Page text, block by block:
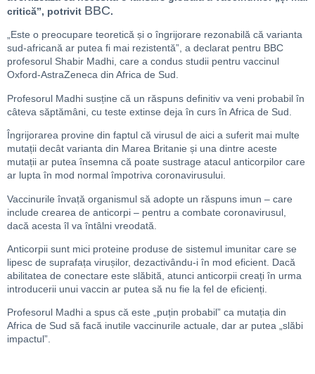
critică”, potrivit BBC.
„Este o preocupare teoretică și o îngrijorare rezonabilă că varianta
sud-africană ar putea fi mai rezistentă”, a declarat pentru BBC
profesorul Shabir Madhi, care a condus studii pentru vaccinul
Oxford-AstraZeneca din Africa de Sud.
Profesorul Madhi susține că un răspuns definitiv va veni probabil în
câteva săptămâni, cu teste extinse deja în curs în Africa de Sud.
Îngrijorarea provine din faptul că virusul de aici a suferit mai multe
mutații decât varianta din Marea Britanie și una dintre aceste
mutații ar putea însemna că poate sustrage atacul anticorpilor care
ar lupta în mod normal împotriva coronavirusului.
Vaccinurile învață organismul să adopte un răspuns imun – care
include crearea de anticorpi – pentru a combate coronavirusul,
dacă acesta îl va întâlni vreodată.
Anticorpii sunt mici proteine ​​produse de sistemul imunitar care se
lipesc de suprafața virușilor, dezactivându-i în mod eficient. Dacă
abilitatea de conectare este slăbită, atunci anticorpii creați în urma
introducerii unui vaccin ar putea să nu fie la fel de eficienți.
Profesorul Madhi a spus că este „puțin probabil” ca mutația din
Africa de Sud să facă inutile vaccinurile actuale, dar ar putea „slăbi
impactul”.